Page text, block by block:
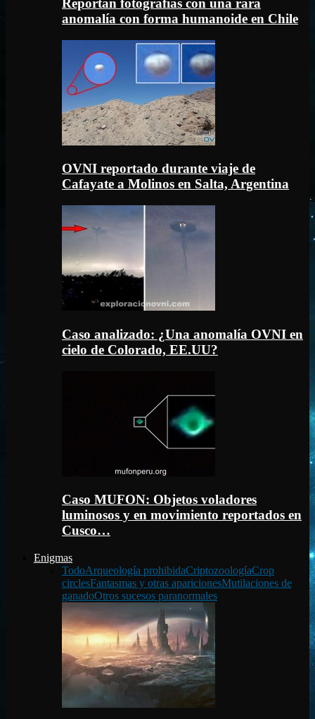
Reportan fotografías con una rara
anomalía con forma humanoide en Chile
OVNI reportado durante viaje de
Cafayate a Molinos en Salta, Argentina
Caso analizado: ¿Una anomalía OVNI en
cielo de Colorado, EE.UU?
Caso MUFON: Objetos voladores
luminosos y en movimiento reportados en
Cusco…
Enigmas
TodoArqueología prohibidaCriptozoologíaCrop
circlesFantasmas y otras aparicionesMutilaciones de
ganadoOtros sucesos paranormales